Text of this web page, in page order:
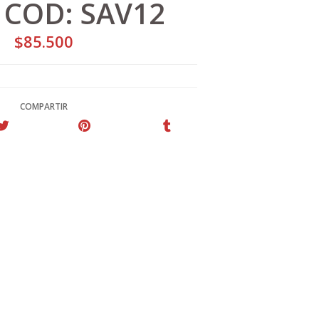
SAV12
$85.500
COMPARTIR